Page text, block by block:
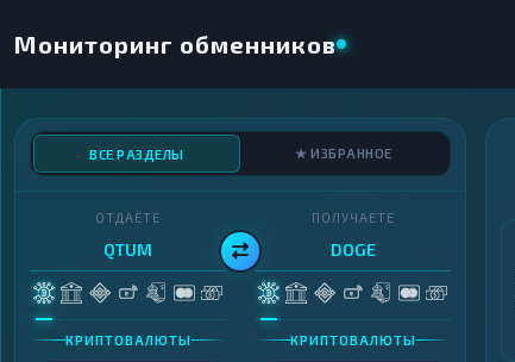
Мониторинг обменников
ВСЕ РАЗДЕЛЫ ★ ИЗБРАННОЕ
ОТДАЁТЕ
QTUM
КРИПТОВАЛЮТЫ
ПОЛУЧАЕТЕ
DOGE
КРИПТОВАЛЮТЫ